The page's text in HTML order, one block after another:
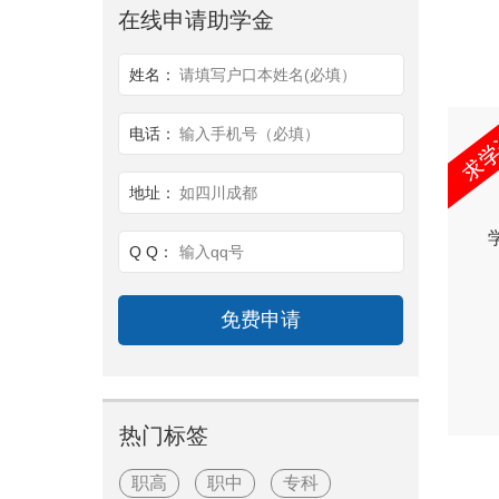
在线申请助学金
姓名： 请填写户口本姓名(必填）
电话： 输入手机号（必填）
地址： 如四川成都
Q Q： 输入qq号
热门标签
职高 职中 专科